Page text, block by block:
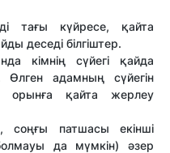
тағы күйресе, қайта
деседі білгіштер.
кімнің сүйегі қайда
Өлген адамның сүйегін
орынға қайта жерлеу
соңғы патшасы екінші
да мүмкін) әзер